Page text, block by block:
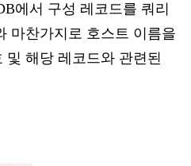
에서 구성 레코드를 쿼리
마찬가지로 호스트 이름을
및 해당 레코드와 관련된